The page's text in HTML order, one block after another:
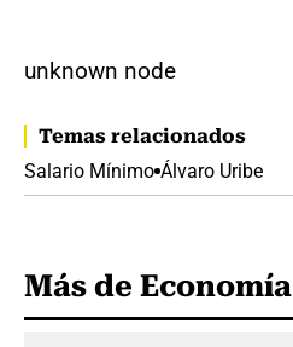
unknown node
Temas relacionados
Salario Mínimo Álvaro Uribe
Más de Economía